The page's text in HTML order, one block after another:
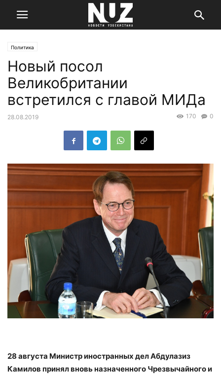
Политика
Новый посол
Великобритании
встретился с главой МИДа
28.08.2019 0
170
28 августа Министр иностранных дел Абдулазиз
Камилов принял вновь назначенного Чрезвычайного и